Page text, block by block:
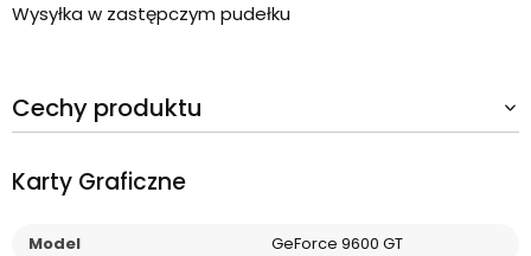
Wysyłka w zastępczym pudełku
Cechy produktu
Karty Graficzne
Model
GeForce 9600 GT